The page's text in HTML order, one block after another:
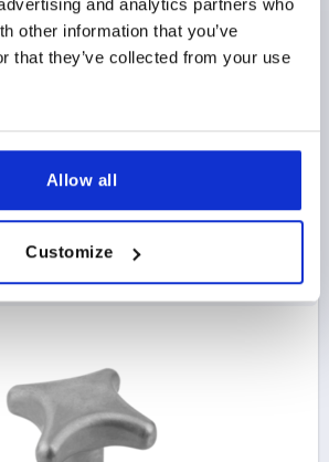
other information that you’ve
that they’ve collected from your use
Allow all
Customize
ACERO INOXIDABLE TRATADO
EXTERIOR=32
DE BASE=TRATADO CON CHORRO